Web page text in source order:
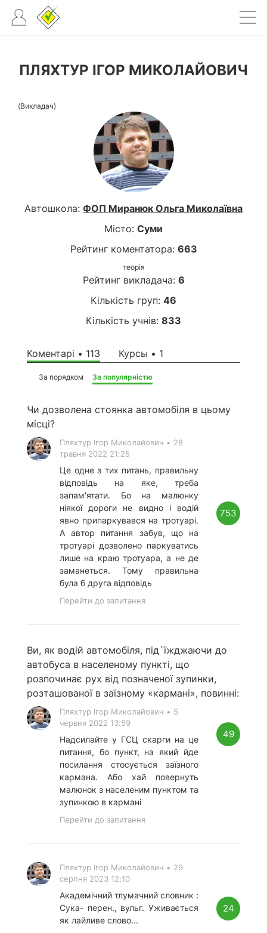
ПЛЯХТУР ІГОР МИКОЛАЙОВИЧ
(Викладач)
Автошкола: ФОП Миранюк Ольга Миколаївна
Місто: Суми
Рейтинг коментатора: 663
теорія
Рейтинг викладача: 6
Кількість груп: 46
Кількість учнів: 833
Коментарі • 113 Курсы • 1
За порядком За популярністю
Чи дозволена стоянка автомобіля в цьому
місці?
Пляхтур Ігор Миколайович • 28
травня 2022 21:25
Це одне з тих питань, правильну
відповідь на яке, треба
запам'ятати. Бо на малюнку
ніякої дороги не видно і водій
явно припаркувався на тротуарі.
А автор питання забув, що на
тротуарі дозволено паркуватись
лише на краю тротуара, а не де
заманеться. Тому правильна
була б друга відповідь
Перейти до запитання
753
Ви, як водій автомобіля, під`їжджаючи до
автобуса в населеному пункті, що
розпочинає рух від позначеної зупинки,
розташованої в заїзному «кармані», повинні:
Пляхтур Ігор Миколайович • 5
червня 2022 13:59
Надсилайте у ГСЦ скарги на це
питання, бо пункт, на який йде
посилання стосується заїзного
кармана. Або хай повернуть
малюнок з населеним пунктом та
зупинкою в кармані
Перейти до запитання
49
Пляхтур Ігор Миколайович • 29
серпня 2023 12:10
Академічний тлумачний словник :
Сука- перен., вульг. Уживається
як лайливе слово...
24